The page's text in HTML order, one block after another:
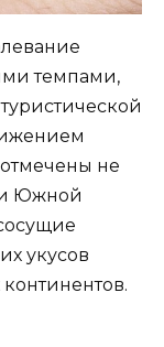
темпами,
не
и Южной
укусов